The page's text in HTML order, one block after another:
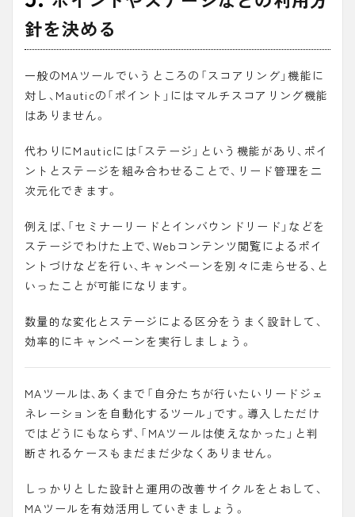
針を決める
一般のMAツールでいうところの「 スコアリング 」機能に
対し、Mauticの「 ポイント 」にはマルチスコアリング機能
はありません。
代わりにMauticには「 ステージ 」という機能があり、ポイ
ントとステージを組み合わせることで、リード管理を二
次元化できます。
例えば、「セミナーリードとインバウンドリード」などを
ステージでわけた上で、Webコンテンツ閲覧によるポイ
ントづけなどを行い、キャンペーンを別々に走らせる、と
いったことが可能になります。
数量的な変化とステージによる区分をうまく設計して、
効率的にキャンペーンを実行しましょう。
MAツールは、あくまで「自分たちが行いたいリードジェ
ネレーションを自動化するツール」です。導入しただけ
ではどうにもならず、「MAツールは使えなかった」と判
断されるケースもまだまだ少なくありません。
しっかりとした設計と運用の改善サイクルをとおして、
MAツールを有効活用していきましょう。